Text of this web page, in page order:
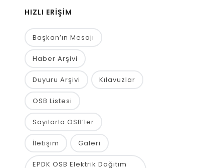
HIZLI ERİŞİM
Başkan’ın Mesajı
Haber Arşivi
Duyuru Arşivi Kılavuzlar
OSB Listesi
Sayılarla OSB’ler
İletişim Galeri
EPDK OSB Elektrik Dağıtım